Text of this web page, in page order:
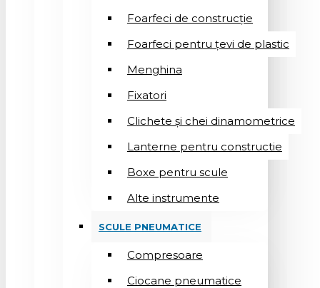
Foarfeci de construcție
Foarfeci pentru țevi de plastic
Menghina
Fixatori
Clichete și chei dinamometrice
Lanterne pentru constructie
Boxe pentru scule
Alte instrumente
SCULE PNEUMATICE
Compresoare
Ciocane pneumatice